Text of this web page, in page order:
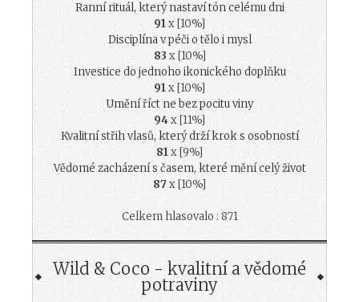
Ranní rituál, který nastaví tón celému dni
91x [10%]
Disciplína v péči o tělo i mysl
83 x [10%]
Investice do jednoho ikonického doplňku
91x [10%]
Umění říct ne bez pocitu viny
94x [11%]
Kvalitní střih vlasů, který drží krok s osobností
81x [9%]
Vědomé zacházení s časem, které mění celý život
87x [10%]
Celkem hlasovalo : 871
Wild & Coco - kvalitní a vědomé
potraviny